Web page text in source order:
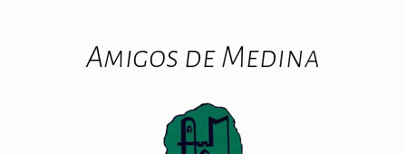
Amigos de Medina